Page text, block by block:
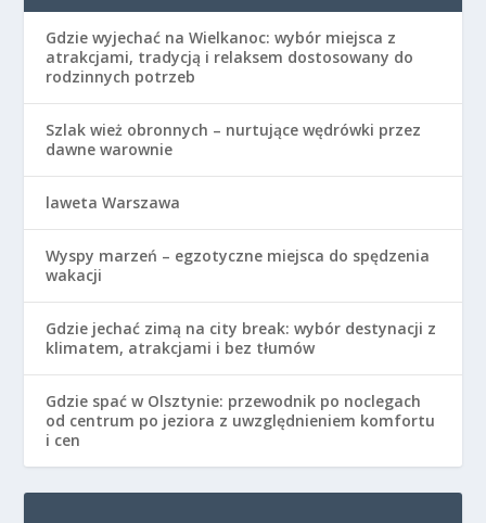
Gdzie wyjechać na Wielkanoc: wybór miejsca z
atrakcjami, tradycją i relaksem dostosowany do
rodzinnych potrzeb
Szlak wież obronnych – nurtujące wędrówki przez
dawne warownie
laweta Warszawa
Wyspy marzeń – egzotyczne miejsca do spędzenia
wakacji
Gdzie jechać zimą na city break: wybór destynacji z
klimatem, atrakcjami i bez tłumów
Gdzie spać w Olsztynie: przewodnik po noclegach
od centrum po jeziora z uwzględnieniem komfortu
i cen